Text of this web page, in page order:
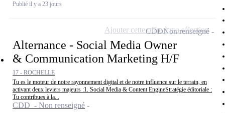
Publié il y a 23 jours
Alternance - Social Media Owner
& Communication Marketing H/F
17 - ROCHELLE
Tu es le moteur de notre rayonnement digital et de notre influence sur le terrain, en
activant deux leviers majeurs :1. Social Media & Content EngineStratégie éditoriale :
Tu contribues à la...
CDD - Non renseigné
CDDNon renseigné
Ajouter cette offre à ma sélection